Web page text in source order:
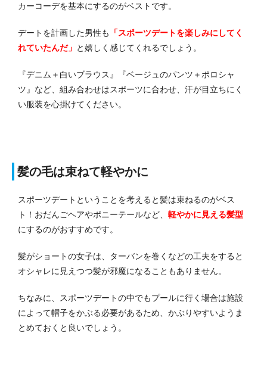
カーコーデを基本にするのがベストです。
デートを計画した男性も
「スポーツデートを楽しみにしてく
れていたんだ」 と嬉しく感じてくれるでしょう。
『デニム＋白いブラウス』『ベージュのパンツ＋ポロシャ
ツ』など、組み合わせはスポーツに合わせ、汗が目立ちにく
い服装を心掛けてください。
髪の毛は束ねて軽やかに
スポーツデートということを考えると髪は束ねるのがベス
ト！ おだんごヘアやポニーテールなど、 軽やかに見える髪型
にするのがおすすめです。
髪がショートの女子は、ターバンを巻くなどの工夫をすると
オシャレに見えつつ髪が邪魔になることもありません。
ちなみに、スポーツデートの中でもプールに行く場合は施設
によって帽子をかぶる必要があるため、かぶりやすいようま
とめておくと良いでしょう。